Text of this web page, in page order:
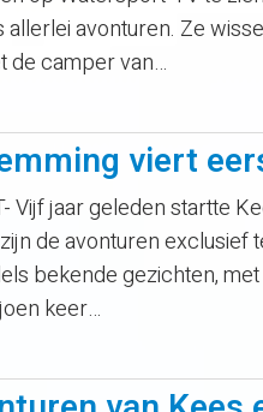
avonturen. Ze
de camper van…
viert
Vijf jaar geleden startte
de avonturen exclusief
bekende gezichten,
keer…